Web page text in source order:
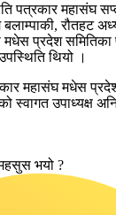
पत्रकार महासंघ
रौतहट
प्रदेश समितिका
थियो ।
महासंघ मधेस
स्वागत उपाध्यक्ष
भयो ?